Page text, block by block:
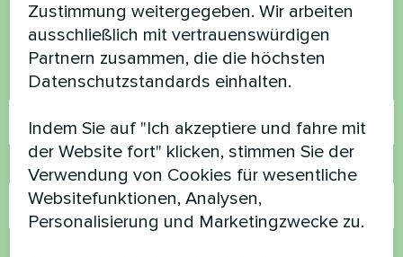
Kontaktieren Sie uns und wir werden Ihnen
helfen
Name
Rufnummer
Zustimmung weitergegeben. Wir arbeiten
ausschließlich mit vertrauenswürdigen
Partnern zusammen, die die höchsten
Datenschutzstandards einhalten.
Indem Sie auf "Ich akzeptiere und fahre mit
der Website fort" klicken, stimmen Sie der
Verwendung von Cookies für wesentliche
Websitefunktionen, Analysen,
Personalisierung und Marketingzwecke zu.